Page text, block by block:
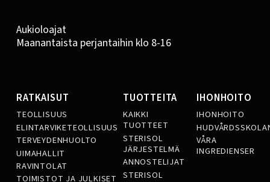
Aukioloajat
Maanantaista perjantaihin klo 8-16
RATKAISUT
TEOLLISUUS
ELINTARVIKETEOLLISUUS
TERVEYDENHUOLTO
UIMAHALLIT
RAVINTOLAT
TOIMISTOT JA JULKISET
TUOTTEITA
KAIKKI
TUOTTEET
STERISOL
JÄRJESTELMÄ
ANNOSTELIJAT
STERISOL
IHONHOITO
IHONHOITO
VÅRA
INGREDIENSER